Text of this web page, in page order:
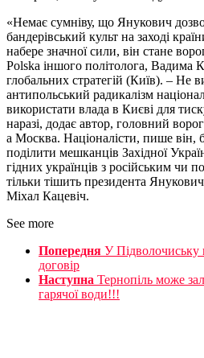
«Немає сумніву, що Янукович
бандерівський культ на заході
набере значної сили, він стане
Polska іншого політолога, Вадима
глобальних стратегій (Київ). – Не
антипольський радикалізм
використати влада в Києві для
наразі, додає автор, головний
а Москва. Націоналісти, пише він,
поділити мешканців Західної
гідних українців з російським чи
тільки тішить президента
Міхал Кацевіч.
See more
Попередня У Підволочиську
договір
Наступна Тернопіль може
гарячої води!!!